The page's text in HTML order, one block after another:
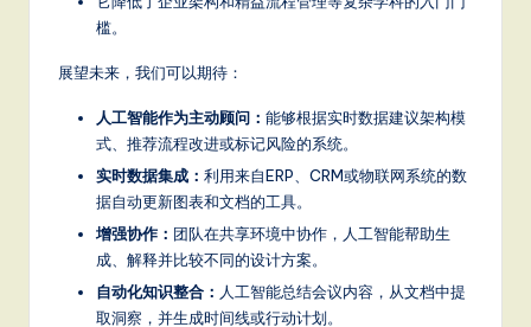
槛。
展望未来，我们可以期待：
人工智能作为主动顾问： 能够根据实时数据建议架构模
式、推荐流程改进或标记风险的系统。
实时数据集成： 利用来自ERP、CRM或物联网系统的数
据自动更新图表和文档的工具。
增强协作： 团队在共享环境中协作，人工智能帮助生
成、解释并比较不同的设计方案。
自动化知识整合： 人工智能总结会议内容，从文档中提
取洞察，并生成时间线或行动计划。